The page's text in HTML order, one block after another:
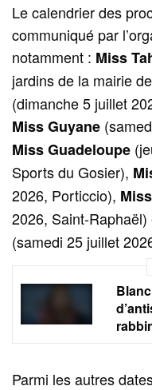
Le calendrier des
communiqué par
notamment : Miss
jardins de la mairie
(dimanche 5 juillet
Miss Guyane
Miss Guadeloupe
Sports du Gosier),
2026, Porticcio),
2026, Saint-Raphaël)
(samedi 25 juillet
Parmi les autres